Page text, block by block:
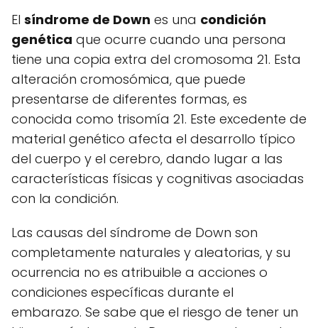
El síndrome de Down es una condición
genética que ocurre cuando una persona
tiene una copia extra del cromosoma 21. Esta
alteración cromosómica, que puede
presentarse de diferentes formas, es
conocida como trisomía 21. Este excedente de
material genético afecta el desarrollo típico
del cuerpo y el cerebro, dando lugar a las
características físicas y cognitivas asociadas
con la condición.
Las causas del síndrome de Down son
completamente naturales y aleatorias, y su
ocurrencia no es atribuible a acciones o
condiciones específicas durante el
embarazo. Se sabe que el riesgo de tener un